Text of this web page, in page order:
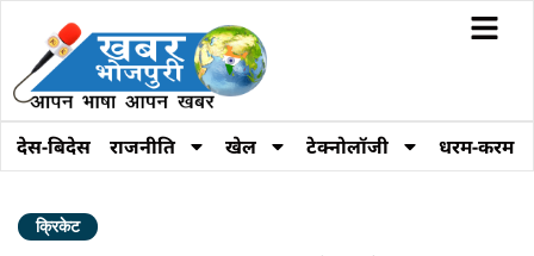
देस-बिदेस राजनीति खेल टेक्नोलॉजी धरम-करम
क्रिकेट